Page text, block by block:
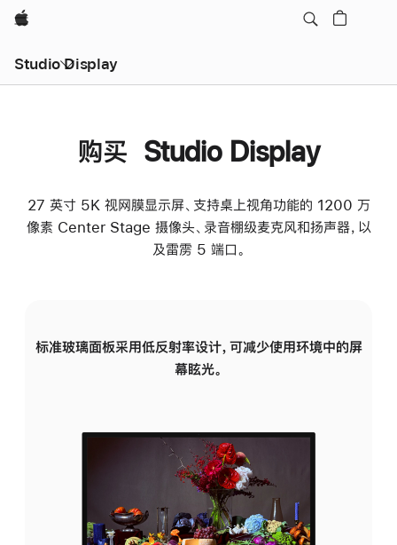
Apple
Studio Display
购买 Studio Display
27 英寸 5K 视网膜显示屏、支持桌上视角功能的 1200 万
像素 Center Stage 摄像头、录音棚级麦克风和扬声器，以
及雷雳 5 端口。
标准玻璃面板采用低反射率设计，可减少使用环境中的屏
幕眩光。